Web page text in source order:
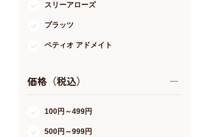
スリーアローズ
プラッツ
ペティオ アドメイト
ダッドウェイ
価格（税込）
100円～499円
500円～999円